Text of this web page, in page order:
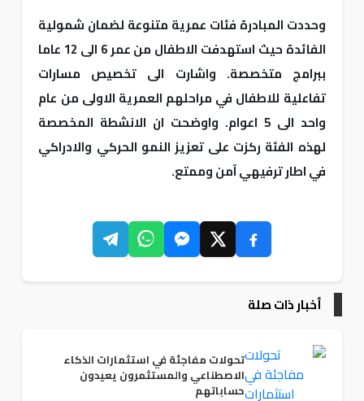
وحددت المبادرة فئات عمرية متنوعة لضمان شمولية
الفائدة حيث استهدفت الاطفال من عمر 6 الى 12 عاما
ببرامج متخصصة. واشارت الى تخصيص مسارات
تفاعلية للاطفال في مراحلهم العمرية الاولى من عام
واحد الى 5 اعوام. واوضحت ان الانشطة المخصصة
لهذه الفئة ركزت على تعزيز النمو الحركي والادراكي
في اطار ترفيهي آمن وممتع.
أخبار ذات صلة
تحولات مفاجئة في استثمارات الذكاء
الاصطناعي والمستثمرون يعيدون
حساباتهم